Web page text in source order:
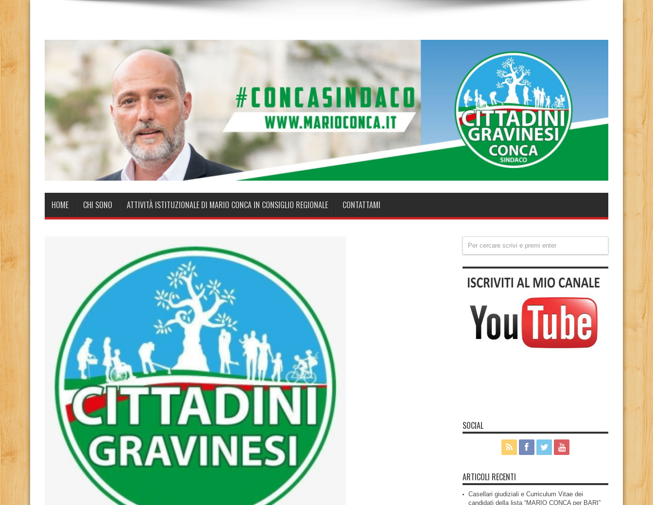
HOME CHI SONO ATTIVITÀ ISTITUZIONALE DI MARIO CONCA IN CONSIGLIO REGIONALE CONTATTAMI
SOCIAL
ARTICOLI RECENTI
Casellari giudiziali e Curriculum Vitae dei
candidati della lista “MARIO CONCA per BARI”